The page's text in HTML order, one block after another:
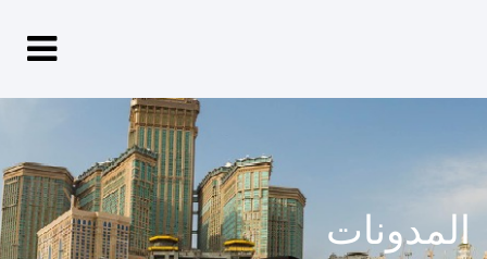
المدونات